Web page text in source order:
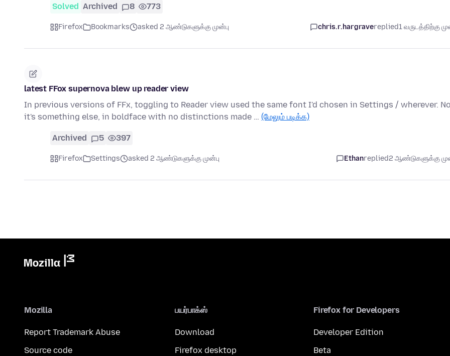
Solved Archived 8 773
Firefox Bookmarks asked 2 ஆண்டுகளுக்கு முன்பு chris.r.hargravereplied1 வருடத்திற்கு
latest FFox supernova blew up reader view
In previous versions of FFx, toggling to Reader view used the same font I'd chosen in Settings / wherever.
it's something else, in boldface with no distinctions made … (மேலும் படிக்க)
Archived 5 397
Firefox Settings asked 2 ஆண்டுகளுக்கு முன்பு Ethanreplied2 ஆண்டுகளுக்கு
Mozilla
Report Trademark Abuse
Source code
பயர்பாக்ஸ்
Download
Firefox desktop
Firefox for Developers
Developer Edition
Beta